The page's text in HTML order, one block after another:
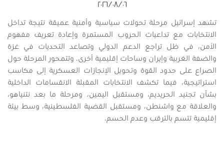
٠٦‏/٠٨‏/٢٠٢٦
تشهد إسرائيل مرحلة تحولات سياسية وأمنية عميقة نتيجة تداخل
الانتخابات مع تداعيات الحروب المستمرة وإعادة تعريف مفهوم
الأمن، في ظل تراجع الدعم الدولي وتصاعد التحديات في غزة
والضفة الغربية وإيران وساحات إقليمية أخرى. وتتمحور المرحلة حول
الصراع على حدود القوة وتحويل الإنجازات العسكرية إلى مكاسب
استراتيجية، فيما تكشف الانتخابات المقبلة الانقسامات الداخلية
بشأن تجنيد الحريديم، ومستقبل اليمين، ومرحلة ما بعد نتنياهو،
والعلاقة مع واشنطن، ومستقبل القضية الفلسطينية، وسط بيئة
إقليمية تتسم بالترقب وعدم الحسم.